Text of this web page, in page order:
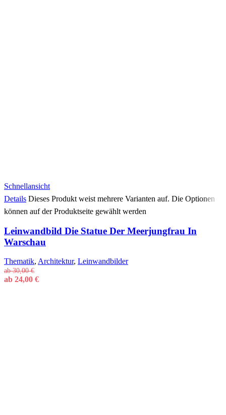
Schnellansicht
Details Dieses Produkt weist mehrere Varianten auf. Die Optionen
können auf der Produktseite gewählt werden
Leinwandbild Die Statue Der Meerjungfrau In
Warschau
Thematik, Architektur, Leinwandbilder
ab30,00€
ab 24,00 €